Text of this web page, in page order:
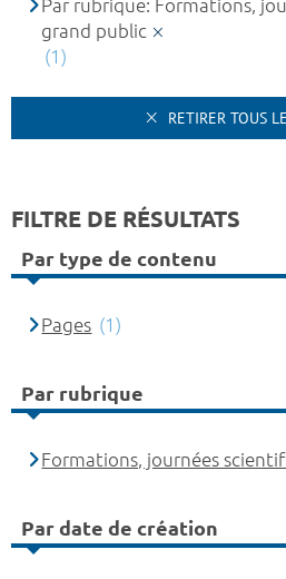
Par rubrique: Formations,
grand public
(1)
RETIRER TOUS
FILTRE DE RÉSULTATS
Par type de contenu
Pages (1)
Par rubrique
Formations, journées
Par date de création